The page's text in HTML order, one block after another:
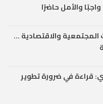
والأمل حاضرًا
والاقتصادية …
قراءة في ضرورة تطوير